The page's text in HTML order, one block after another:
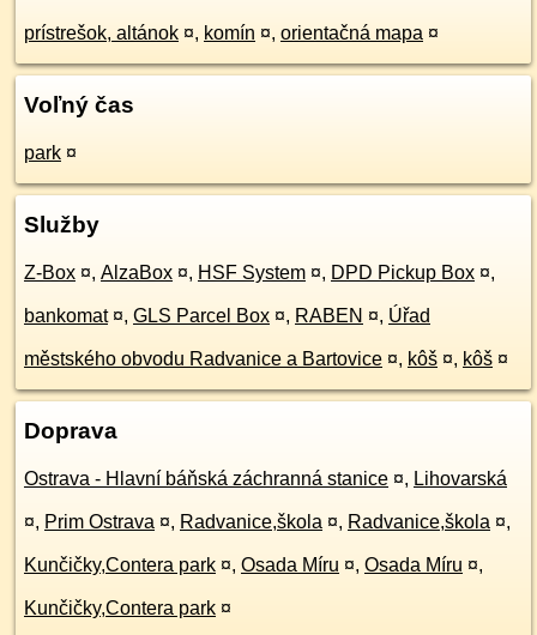
prístrešok, altánok ¤, komín ¤, orientačná mapa ¤
Voľný čas
park ¤
Služby
Z-Box ¤, AlzaBox ¤, HSF System ¤, DPD Pickup Box ¤,
bankomat ¤, GLS Parcel Box ¤, RABEN ¤, Úřad
městského obvodu Radvanice a Bartovice ¤, kôš ¤, kôš ¤
Doprava
Ostrava - Hlavní báňská záchranná stanice ¤, Lihovarská
¤, Prim Ostrava ¤, Radvanice,škola ¤, Radvanice,škola ¤,
Kunčičky,Contera park ¤, Osada Míru ¤, Osada Míru ¤,
Kunčičky,Contera park ¤